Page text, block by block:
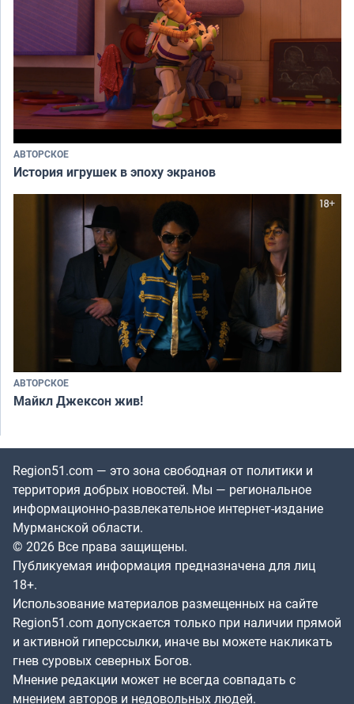
АВТОРСКОЕ
История игрушек в эпоху экранов
АВТОРСКОЕ
Майкл Джексон жив!
Region51.com — это зона свободная от политики и
территория добрых новостей. Мы — региональное
информационно-развлекательное интернет-издание
Мурманской области.
© 2026 Все права защищены.
Публикуемая информация предназначена для лиц
18+.
Использование материалов размещенных на сайте
Region51.com допускается только при наличии прямой
и активной гиперссылки, иначе вы можете накликать
гнев суровых северных Богов.
Мнение редакции может не всегда совпадать с
мнением авторов и недовольных людей.